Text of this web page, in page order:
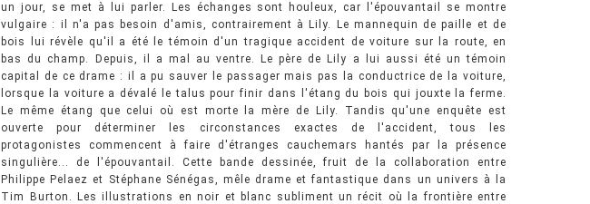
un jour, se met à lui parler. Les échanges sont houleux, car l'épouvantail se montre
vulgaire : il n'a pas besoin d'amis, contrairement à Lily. Le mannequin de paille et de
bois lui révèle qu'il a été le témoin d'un tragique accident de voiture sur la route, en
bas du champ. Depuis, il a mal au ventre. Le père de Lily a lui aussi été un témoin
capital de ce drame : il a pu sauver le passager mais pas la conductrice de la voiture,
lorsque la voiture a dévalé le talus pour finir dans l'étang du bois qui jouxte la ferme.
Le même étang que celui où est morte la mère de Lily. Tandis qu'une enquête est
ouverte pour déterminer les circonstances exactes de l'accident, tous les
protagonistes commencent à faire d'étranges cauchemars hantés par la présence
singulière... de l'épouvantail. Cette bande dessinée, fruit de la collaboration entre
Philippe Pelaez et Stéphane Sénégas, mêle drame et fantastique dans un univers à la
Tim Burton. Les illustrations en noir et blanc subliment un récit où la frontière entre